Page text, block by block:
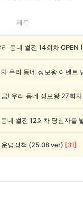
제목
영정책 (25.08 ver) [31]